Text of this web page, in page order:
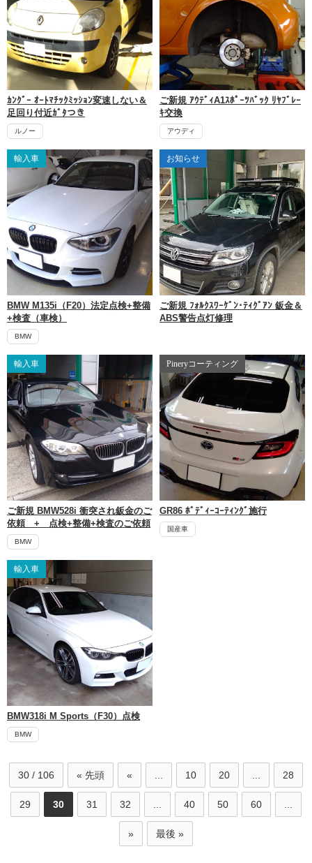
ｶﾝｸﾞｰ ｵｰﾄﾏﾁｯｸﾐｯｼｮﾝ変速しない＆
足回り付近ｶﾞﾀつき
ルノー
ご新規 ｱｳﾃﾞｨA1ｽﾎﾟｰﾂﾊﾞｯｸ ﾘﾔﾌﾞﾚｰ
ｷ交換
アウディ
輸入車
BMW M135i（F20）法定点検+整備
+検査（車検）
BMW
お知らせ
ご新規 ﾌｫﾙｸｽﾜｰｹﾞﾝ･ﾃｨｸﾞｱﾝ 鈑金＆
ABS警告点灯修理
輸入車
ご新規 BMW528i 衝突され鈑金のご
依頼 + 点検+整備+検査のご依頼
BMW
Pineryコーティング
GR86 ﾎﾞﾃﾞｨｰｺｰﾃｨﾝｸﾞ施行
国産車
輸入車
BMW318i M Sports（F30）点検
BMW
30 / 106 « 先頭 « 10 20 28
29 30 31 32 40 50 60
» 最後 »